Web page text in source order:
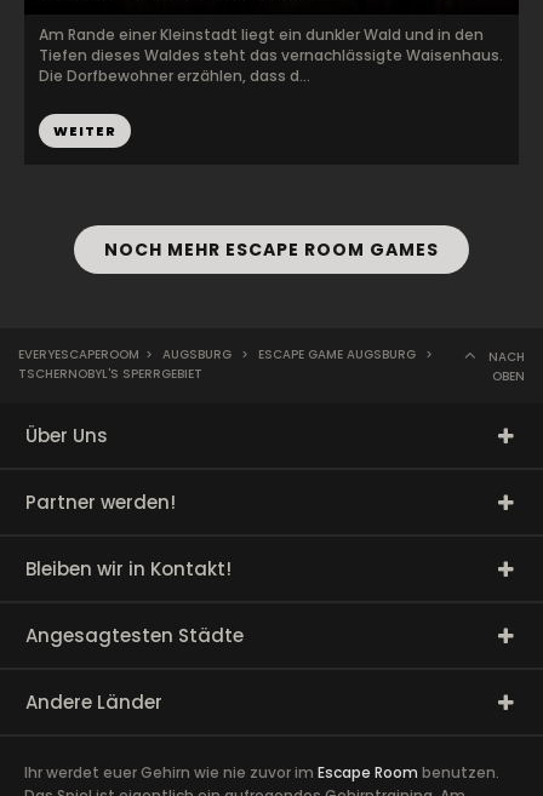
Am Rande einer Kleinstadt liegt ein dunkler Wald und in den
Tiefen dieses Waldes steht das vernachlässigte Waisenhaus.
Die Dorfbewohner erzählen, dass d...
WEITER
NOCH MEHR ESCAPE ROOM GAMES
EVERYESCAPEROOM > AUGSBURG > ESCAPE GAME AUGSBURG >
TSCHERNOBYL'S SPERRGEBIET
NACH
OBEN
Über Uns
Partner werden!
Bleiben wir in Kontakt!
Angesagtesten Städte
Andere Länder
Ihr werdet euer Gehirn wie nie zuvor im Escape Room benutzen.